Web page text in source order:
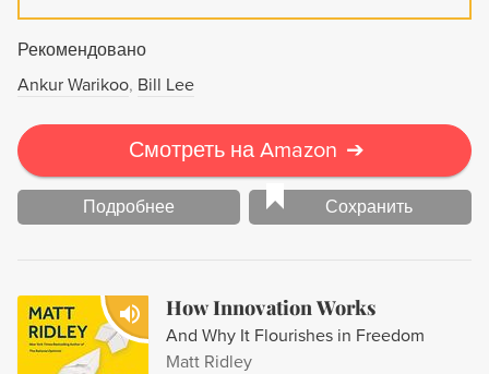
Рекомендовано
Ankur Warikoo Bill Lee
Смотреть на Amazon ➔
Подробнее Сохранить
How Innovation Works
And Why It Flourishes in Freedom
Matt Ridley